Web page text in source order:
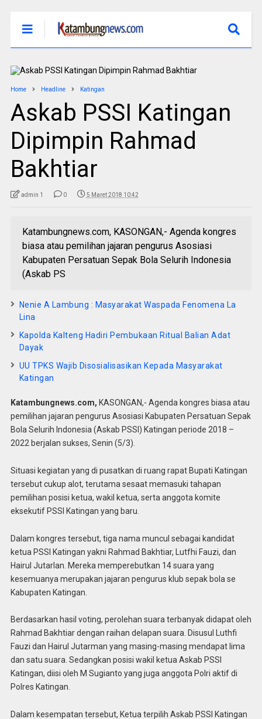
Home Headline Katingan
Askab PSSI Katingan
Dipimpin Rahmad
Bakhtiar
admin 1 0 5 Maret 2018 10:42
Katambungnews.com, KASONGAN,- Agenda kongres
biasa atau pemilihan jajaran pengurus Asosiasi
Kabupaten Persatuan Sepak Bola Selurih Indonesia
(Askab PS
Nenie A Lambung : Masyarakat Waspada Fenomena La
Lina
Kapolda Kalteng Hadiri Pembukaan Ritual Balian Adat
Dayak
UU TPKS Wajib Disosialisasikan Kepada Masyarakat
Katingan
Katambungnews.com, KASONGAN,- Agenda kongres biasa atau
pemilihan jajaran pengurus Asosiasi Kabupaten Persatuan Sepak
Bola Selurih Indonesia (Askab PSSI) Katingan periode 2018 –
2022 berjalan sukses, Senin (5/3).
Situasi kegiatan yang di pusatkan di ruang rapat Bupati Katingan
tersebut cukup alot, terutama sesaat memasuki tahapan
pemilihan posisi ketua, wakil ketua, serta anggota komite
eksekutif PSSI Katingan yang baru.
Dalam kongres tersebut, tiga nama muncul sebagai kandidat
ketua PSSI Katingan yakni Rahmad Bakhtiar, Lutfhi Fauzi, dan
Hairul Jutarlan. Mereka memperebutkan 14 suara yang
kesemuanya merupakan jajaran pengurus klub sepak bola se
Kabupaten Katingan.
Berdasarkan hasil voting, perolehan suara terbanyak didapat oleh
Rahmad Bakhtiar dengan raihan delapan suara. Disusul Luthfi
Fauzi dan Hairul Jutarman yang masing-masing mendapat lima
dan satu suara. Sedangkan posisi wakil ketua Askab PSSI
Katingan, diisi oleh M Sugianto yang juga anggota Polri aktif di
Polres Katingan.
Dalam kesempatan tersebut, Ketua terpilih Askab PSSI Katingan